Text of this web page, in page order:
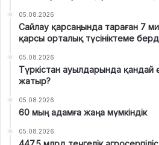
05.08.2026
Сайлау қарсаңында тараған 7
қарсы орталық түсініктеме
05.08.2026
Түркістан ауылдарында қандай
жатыр?
05.08.2026
60 мың адамға жаңа мүмкіндік
05.08.2026